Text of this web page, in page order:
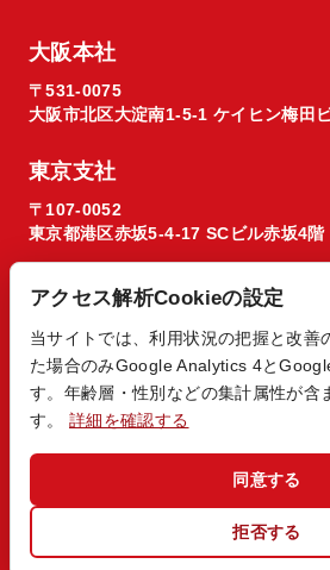
大阪本社
〒531-0075
大阪市北区大淀南1-5-1 ケイヒン梅田
東京支社
〒107-0052
東京都港区赤坂5-4-17 SCビル赤坂4階
© 2026 Regista X1
アクセス解析Cookieの設定
当サイトでは、利用状況の把握と改善
た場合のみGoogle Analytics 4と
す。年齢層・性別などの集計属性が含
す。詳細を確認する
拒否する
同意する